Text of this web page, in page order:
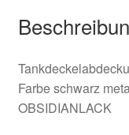
Farbe schwarz
OBSIDIANLACK